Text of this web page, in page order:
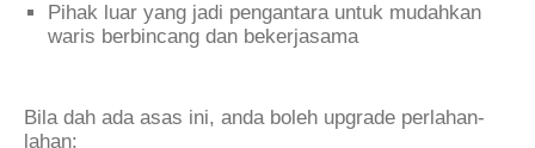
Pihak luar yang jadi pengantara untuk mudahkan
waris berbincang dan bekerjasama
Bila dah ada asas ini, anda boleh upgrade perlahan-
lahan: